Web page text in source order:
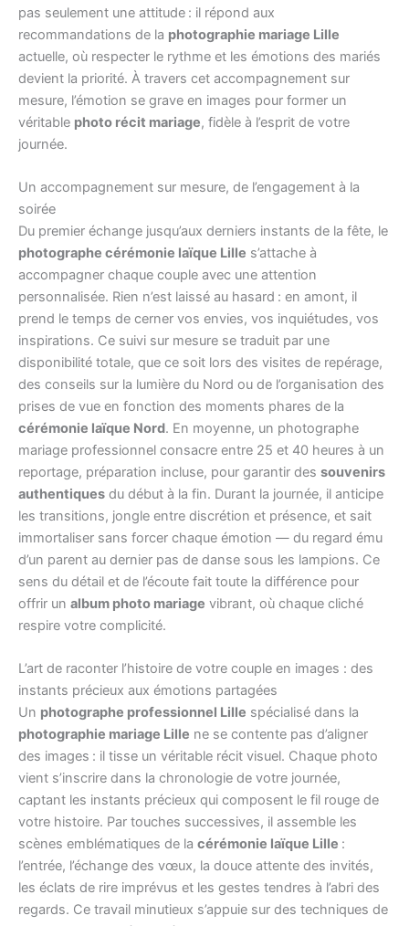
pas seulement une attitude : il répond aux
recommandations de la photographie mariage Lille
actuelle, où respecter le rythme et les émotions des mariés
devient la priorité. À travers cet accompagnement sur
mesure, l’émotion se grave en images pour former un
véritable photo récit mariage, fidèle à l’esprit de votre
journée.
Un accompagnement sur mesure, de l’engagement à la
soirée
Du premier échange jusqu’aux derniers instants de la fête, le
photographe cérémonie laïque Lille s’attache à
accompagner chaque couple avec une attention
personnalisée. Rien n’est laissé au hasard : en amont, il
prend le temps de cerner vos envies, vos inquiétudes, vos
inspirations. Ce suivi sur mesure se traduit par une
disponibilité totale, que ce soit lors des visites de repérage,
des conseils sur la lumière du Nord ou de l’organisation des
prises de vue en fonction des moments phares de la
cérémonie laïque Nord. En moyenne, un photographe
mariage professionnel consacre entre 25 et 40 heures à un
reportage, préparation incluse, pour garantir des souvenirs
authentiques du début à la fin. Durant la journée, il anticipe
les transitions, jongle entre discrétion et présence, et sait
immortaliser sans forcer chaque émotion — du regard ému
d’un parent au dernier pas de danse sous les lampions. Ce
sens du détail et de l’écoute fait toute la différence pour
offrir un album photo mariage vibrant, où chaque cliché
respire votre complicité.
L’art de raconter l’histoire de votre couple en images : des
instants précieux aux émotions partagées
Un photographe professionnel Lille spécialisé dans la
photographie mariage Lille ne se contente pas d’aligner
des images : il tisse un véritable récit visuel. Chaque photo
vient s’inscrire dans la chronologie de votre journée,
captant les instants précieux qui composent le fil rouge de
votre histoire. Par touches successives, il assemble les
scènes emblématiques de la cérémonie laïque Lille :
l’entrée, l’échange des vœux, la douce attente des invités,
les éclats de rire imprévus et les gestes tendres à l’abri des
regards. Ce travail minutieux s’appuie sur des techniques de